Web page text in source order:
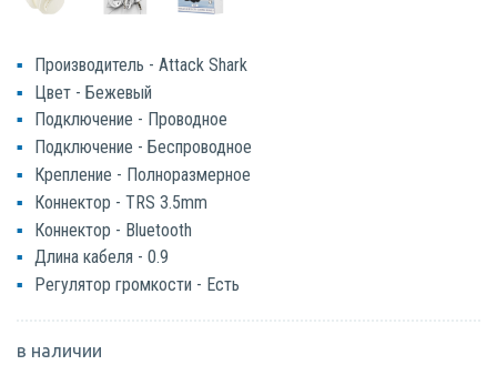
Производитель - Attack Shark
Цвет - Бежевый
Подключение - Проводное
Подключение - Беспроводное
Крепление - Полноразмерное
Коннектор - TRS 3.5mm
Коннектор - Bluetooth
Длина кабеля - 0.9
Регулятор громкости - Есть
в наличии